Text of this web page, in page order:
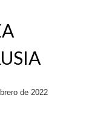
de 2022